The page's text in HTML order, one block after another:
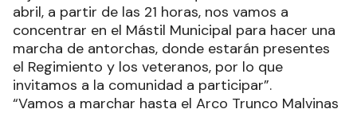
abril, a partir de las 21 horas, nos vamos a
concentrar en el Mástil Municipal para hacer una
marcha de antorchas, donde estarán presentes
el Regimiento y los veteranos, por lo que
invitamos a la comunidad a participar”.
“Vamos a marchar hasta el Arco Trunco Malvinas